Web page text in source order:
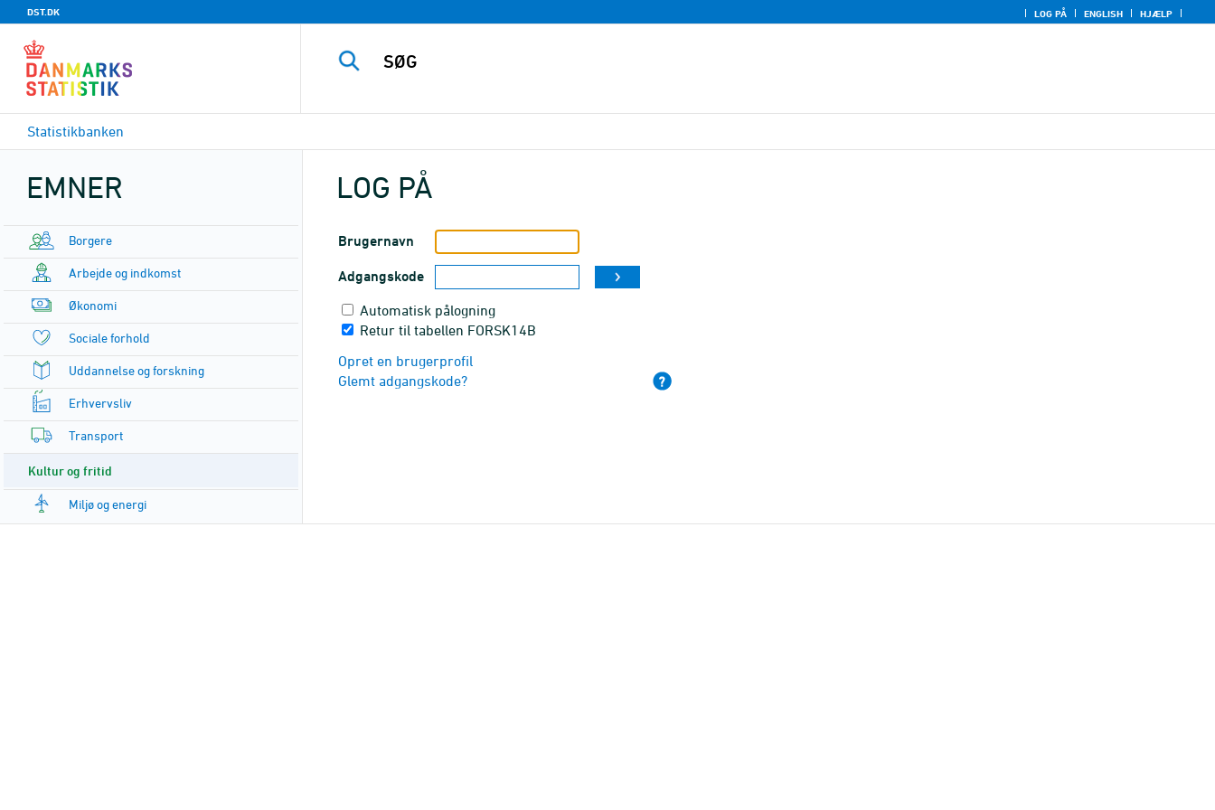
DST.DK LOG PÅ ENGLISH HJÆLP
Statistikbanken
EMNER
Borgere
Arbejde og indkomst
Økonomi
Sociale forhold
Uddannelse og forskning
Erhvervsliv
Transport
Kultur og fritid
Miljø og energi
LOG PÅ
Brugernavn
Adgangskode
Automatisk pålogning
Retur til tabellen FORSK14B
Opret en brugerprofil
Glemt adgangskode?